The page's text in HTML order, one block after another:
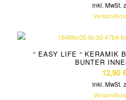
inkl. MwSt.
“ EASY LIFE “ KERAMIK
UNTER
12,90€
inkl. MwSt.